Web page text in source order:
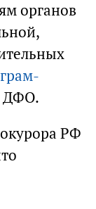
органов
ДФО.
РФ